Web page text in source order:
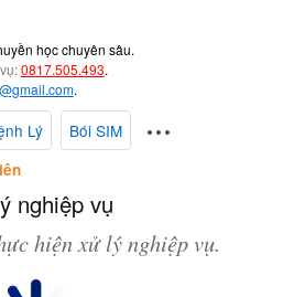
học chuyên sâu.
0817.505.493.
.
Lý
Bói SIM
nghiệp vụ
hiện xử lý nghiệp vụ.